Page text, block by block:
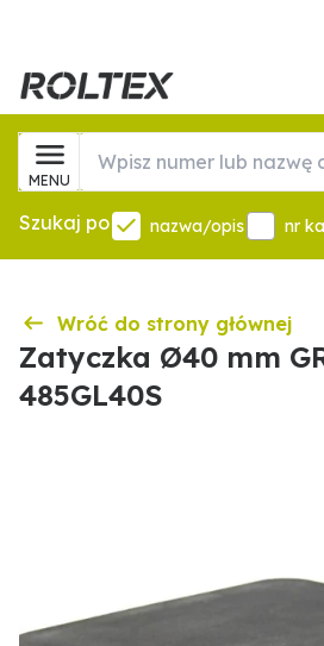
MENU
Szukaj po nazwa/opis nr
Wróć do strony głównej
Zatyczka Ø40 mm
485GL40S